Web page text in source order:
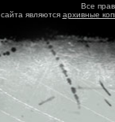
Все
являются архивные